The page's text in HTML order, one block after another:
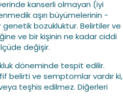
kanserli olmayan (iyi
aşırı büyümelerinin -
bozukluktur. Belirtiler ve
ve bir kişinin ne kadar ciddi
değişir.
döneminde tespit edilir.
belirti ve semptomlar vardır ki,
teşhis edilmez. Diğerleri